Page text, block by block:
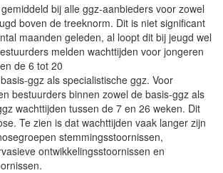
bij alle ggz-aanbieders voor zowel
boven de treeknorm. Dit is niet significant
maanden geleden, al loopt dit bij jeugd wel
melden wachttijden voor jongeren
de 6 tot 20
ggz als specialistische ggz. Voor
bestuurders binnen zowel de basis-ggz als
wachttijden tussen de 7 en 26 weken. Dit
Te zien is dat wachttijden vaak langer zijn
stemmingsstoornissen,
ontwikkelingsstoornissen en